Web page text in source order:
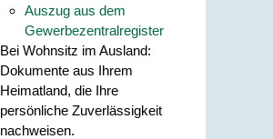
Auszug aus dem
Gewerbezentralregister
Bei Wohnsitz im Ausland:
Dokumente aus Ihrem
Heimatland, die Ihre
persönliche Zuverlässigkeit
nachweisen.